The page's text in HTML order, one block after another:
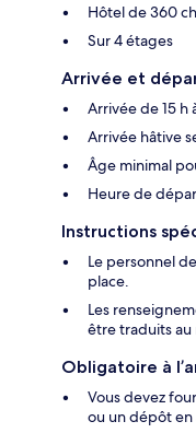
Hôtel de 360
Sur 4 étages
Arrivée et
Arrivée de 15 h
Arrivée hâtive
Âge minimal
Heure de
Instructions
Le personnel
place.
Les
être traduits au
Obligatoire à
Vous devez
ou un dépôt en